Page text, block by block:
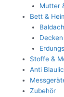
Mutter
Bett &
Decken
Stoffe &
Anti
Zubehör